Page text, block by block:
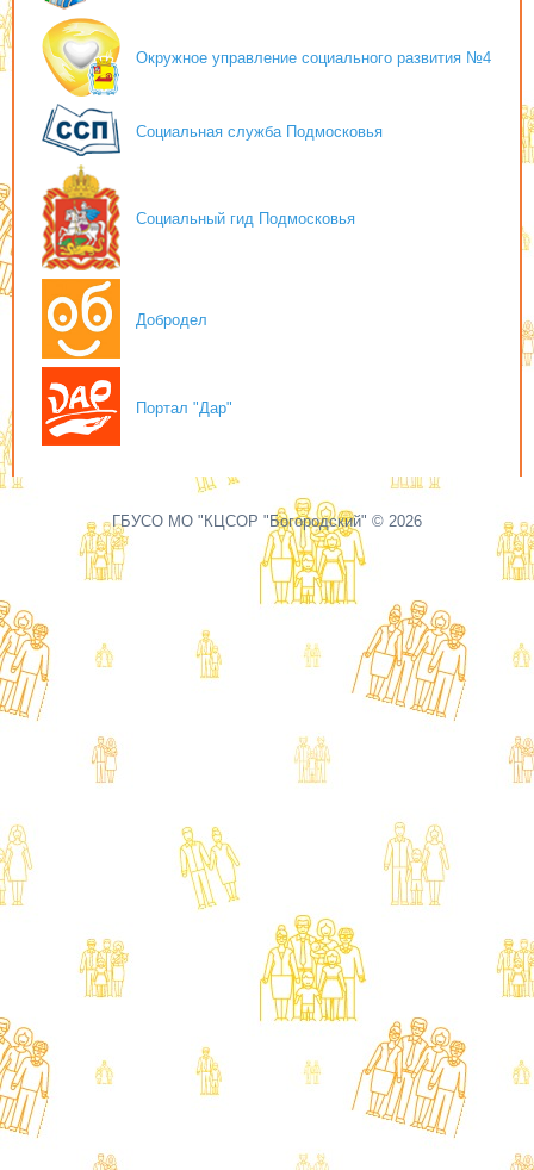
Окружное управление социального развития №4
Социальная служба Подмосковья
Социальный гид Подмосковья
Добродел
Портал "Дар"
ГБУСО МО "КЦСОР "Богородский" © 2026